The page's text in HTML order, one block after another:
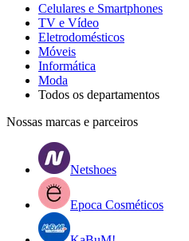
Celulares e Smartphones
TV e Vídeo
Eletrodomésticos
Móveis
Informática
Moda
Todos os departamentos
Nossas marcas e parceiros
Netshoes
Epoca Cosméticos